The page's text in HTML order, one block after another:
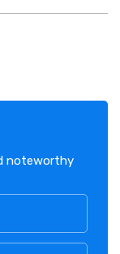
noteworthy